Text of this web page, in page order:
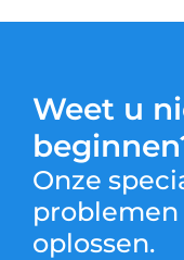
Weet u
Onze
oplossen.